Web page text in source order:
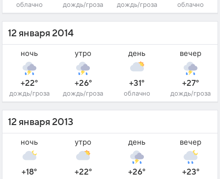
облачно дождь/гроза дождь/гроза облачно
12 января 2014
ночь
+22°
дождь/гроза
утро
+26°
дождь/гроза
день
+31°
облачно
вечер
+27°
дождь/гроза
12 января 2013
ночь
+18°
утро
+22°
день
+26°
вечер
+23°